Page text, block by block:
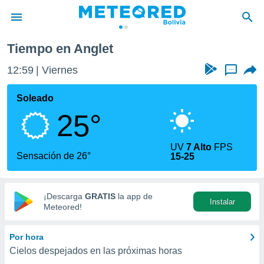
de
ha
calidad.
a este
las
y
digital
basada
Tiempo en Anglet
12:59 Viernes ...
Soleado
25°
Sensación de 26°
UV7 Alto FPS
15-25
¡Descarga GRATIS la app de
Meteored!
Instalar
Por hora
Cielos despejados en las próximas horas